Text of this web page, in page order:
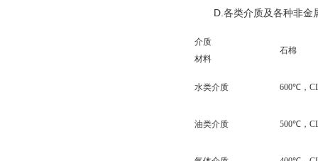
D.各类介质及各种非金
介质
材料
石棉
水类介质 600℃，
油类介质 500℃，